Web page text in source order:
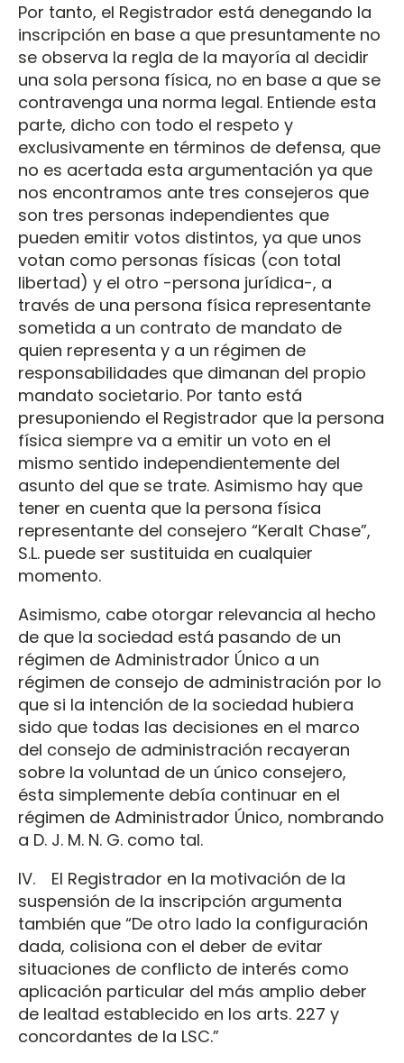
Por tanto, el Registrador está denegando la
inscripción en base a que presuntamente no
se observa la regla de la mayoría al decidir
una sola persona física, no en base a que se
contravenga una norma legal. Entiende esta
parte, dicho con todo el respeto y
exclusivamente en términos de defensa, que
no es acertada esta argumentación ya que
nos encontramos ante tres consejeros que
son tres personas independientes que
pueden emitir votos distintos, ya que unos
votan como personas físicas (con total
libertad) y el otro -persona jurídica-, a
través de una persona física representante
sometida a un contrato de mandato de
quien representa y a un régimen de
responsabilidades que dimanan del propio
mandato societario. Por tanto está
presuponiendo el Registrador que la persona
física siempre va a emitir un voto en el
mismo sentido independientemente del
asunto del que se trate. Asimismo hay que
tener en cuenta que la persona física
representante del consejero “Keralt Chase”,
S.L. puede ser sustituida en cualquier
momento.
Asimismo, cabe otorgar relevancia al hecho
de que la sociedad está pasando de un
régimen de Administrador Único a un
régimen de consejo de administración por lo
que si la intención de la sociedad hubiera
sido que todas las decisiones en el marco
del consejo de administración recayeran
sobre la voluntad de un único consejero,
ésta simplemente debía continuar en el
régimen de Administrador Único, nombrando
a D. J. M. N. G. como tal.
IV. El Registrador en la motivación de la
suspensión de la inscripción argumenta
también que “De otro lado la configuración
dada, colisiona con el deber de evitar
situaciones de conflicto de interés como
aplicación particular del más amplio deber
de lealtad establecido en los arts. 227 y
concordantes de la LSC.”